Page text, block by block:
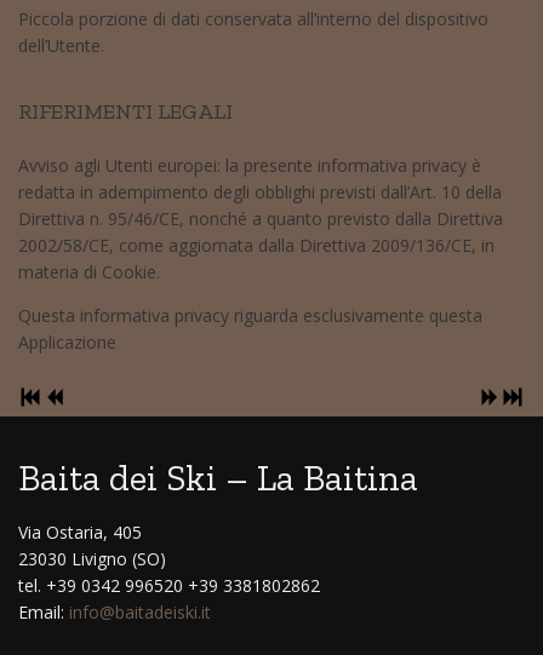
Piccola porzione di dati conservata all’interno del dispositivo
dell’Utente.
RIFERIMENTI LEGALI
Avviso agli Utenti europei: la presente informativa privacy è
redatta in adempimento degli obblighi previsti dall’Art. 10 della
Direttiva n. 95/46/CE, nonché a quanto previsto dalla Direttiva
2002/58/CE, come aggiornata dalla Direttiva 2009/136/CE, in
materia di Cookie.
Questa informativa privacy riguarda esclusivamente questa
Applicazione
Baita dei Ski – La Baitina
Via Ostaria, 405
23030 Livigno (SO)
tel. +39 0342 996520 +39 3381802862
Email: info@baitadeiski.it